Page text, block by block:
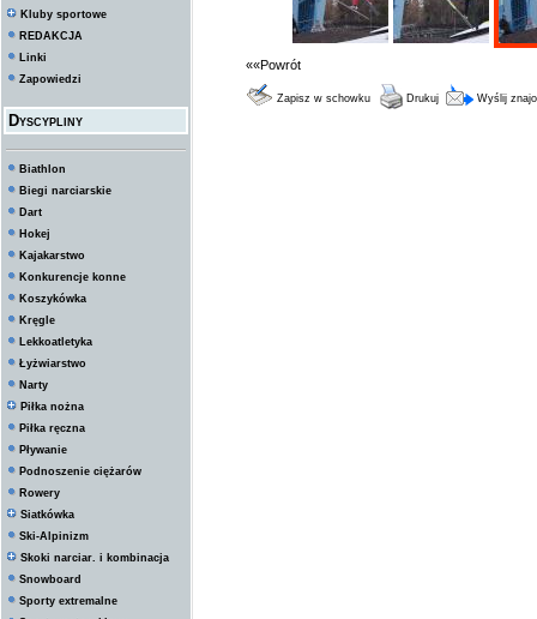
Kluby sportowe
REDAKCJA
Linki
Zapowiedzi
Dyscypliny
Biathlon
Biegi narciarskie
Dart
Hokej
Kajakarstwo
Konkurencje konne
Koszykówka
Kręgle
Lekkoatletyka
Łyżwiarstwo
Narty
Piłka nożna
Piłka ręczna
Pływanie
Podnoszenie ciężarów
Rowery
Siatkówka
Ski-Alpinizm
Skoki narciar. i kombinacja
Snowboard
Sporty extremalne
««Powrót
Zapisz w schowku Drukuj Wyślij